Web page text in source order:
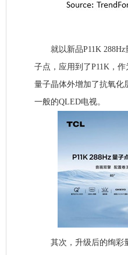
就以新品P11K 288Hz
子点，应用到了P11K，
量子晶体外增加了抗氧化
一般的QLED电视。
其次，升级后的绚彩量